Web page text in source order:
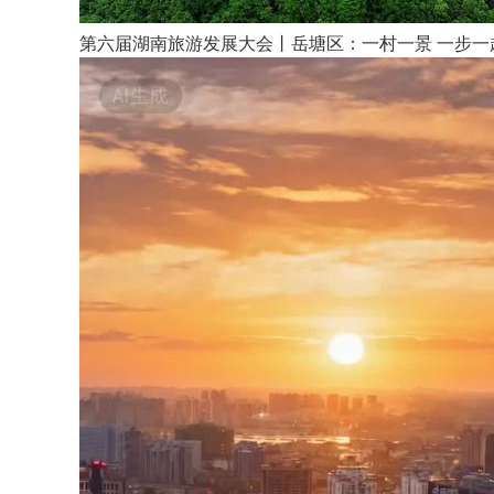
第六届湖南旅游发展大会丨岳塘区：一村一景 一步一